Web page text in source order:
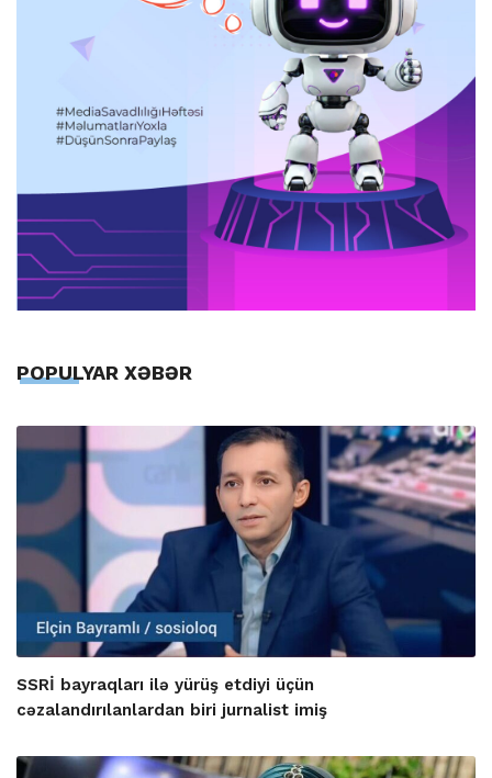
POPULYAR XƏBƏR
SSRİ bayraqları ilə yürüş etdiyi üçün
cəzalandırılanlardan biri jurnalist imiş